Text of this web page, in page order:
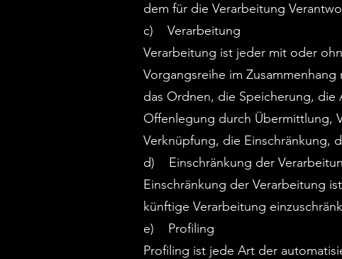
dem für die Verarbeitung
c) Verarbeitung
Verarbeitung ist jeder mit oder
Vorgangsreihe im
das Ordnen, die Speicherung, die
Offenlegung durch Übermittlung,
Verknüpfung, die Einschränkung,
d) Einschränkung der
Einschränkung der Verarbeitung
künftige Verarbeitung
e) Profiling
Profiling ist jede Art der